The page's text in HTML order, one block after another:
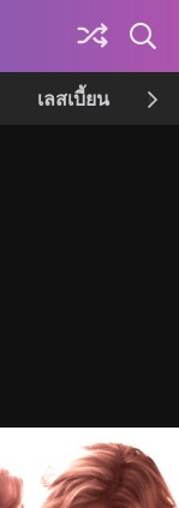
เลสเบี้ยน เค